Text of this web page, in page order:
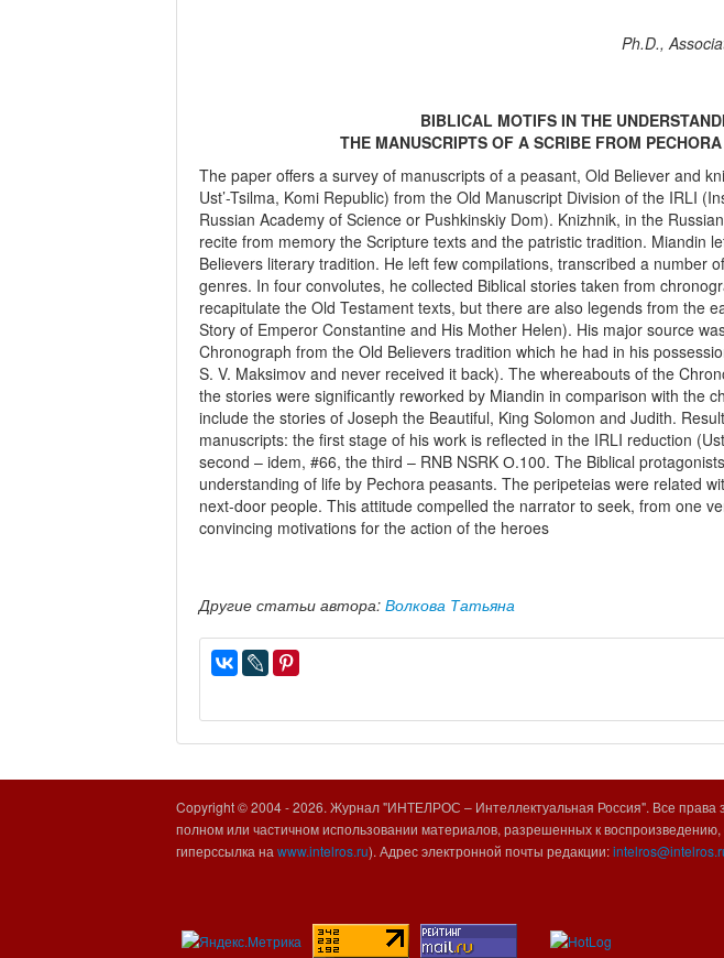
Ph.D.,
BIBLICAL MOTIFS IN THE
THE MANUSCRIPTS OF A SCRIBE FROM
The paper offers a survey of manuscripts of a peasant, Old Believer and
Ust’-Tsilma, Komi Republic) from the Old Manuscript Division of the IRLI
Russian Academy of Science or Pushkinskiy Dom). Knizhnik, in the
recite from memory the Scripture texts and the patristic tradition. Miandin
Believers literary tradition. He left few compilations, transcribed a number
genres. In four convolutes, he collected Biblical stories taken from
recapitulate the Old Testament texts, but there are also legends from the
Story of Emperor Constantine and His Mother Helen). His major source
Chronograph from the Old Believers tradition which he had in his
S. V. Maksimov and never received it back). The whereabouts of the
the stories were significantly reworked by Miandin in comparison with the
include the stories of Joseph the Beautiful, King Solomon and Judith.
manuscripts: the first stage of his work is reflected in the IRLI reduction
second – idem, #66, the third – RNB NSRK О.100. The Biblical
understanding of life by Pechora peasants. The peripeteias were related
next-door people. This attitude compelled the narrator to seek, from one
convincing motivations for the action of the heroes
Другие статьи автора: Волкова Татьяна
Copyright © 2004 -2026. Журнал "ИНТЕЛРОС – Интеллектуальная Россия". Все
полном или частичном использовании материалов, разрешенных к
гиперссылка на www.intelros.ru). Адрес электронной почты редакции: